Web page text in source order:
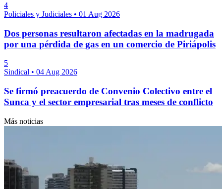
4
Policiales y Judiciales • 01 Aug 2026
Dos personas resultaron afectadas en la madrugada
por una pérdida de gas en un comercio de Piriápolis
5
Sindical • 04 Aug 2026
Se firmó preacuerdo de Convenio Colectivo entre el
Sunca y el sector empresarial tras meses de conflicto
Más noticias